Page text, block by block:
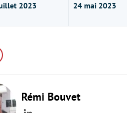
2023 24 mai 2023
Rémi Bouvet